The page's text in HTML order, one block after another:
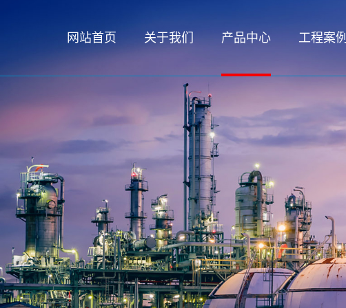
网站首页 关于我们 产品中心 工程案例